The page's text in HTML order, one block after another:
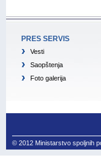
PRES SERVIS
Vesti
Saopštenja
Foto galerija
© 2012 Ministarstvo spoljnih